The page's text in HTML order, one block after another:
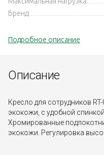
Бренд:
Подробное описание
Описание
Кресло для сотрудников
экокожи, с удобной
Хромированные
экокожи. Регулировка